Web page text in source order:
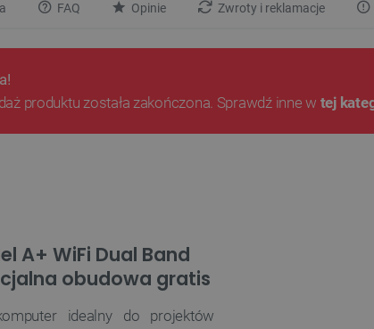
FAQ Opinie Zwroty i reklamacje
produktu została zakończona. Sprawdź inne w tej
A+ WiFi Dual Band
obudowa gratis
idealny do projektów